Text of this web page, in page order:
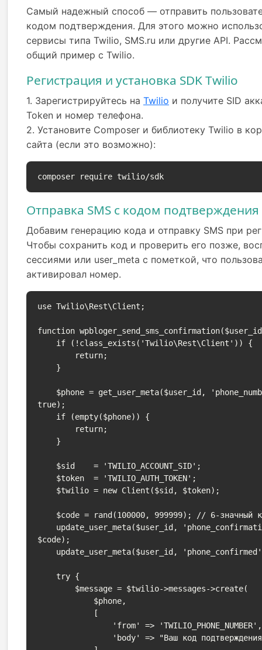
Самый надежный способ — отправить
кодом подтверждения. Для этого можно
сервисы типа Twilio, SMS.ru или другие API.
общий пример с Twilio.
Регистрация и установка SDK Twilio
1. Зарегистрируйтесь на Twilio и получите SID
Token и номер телефона.
2. Установите Composer и библиотеку Twilio в
сайта (если это возможно):
composer require twilio/sdk
Отправка SMS с кодом подтверждения
Добавим генерацию кода и отправку SMS при
Чтобы сохранить код и проверить его позже,
сессиями или user_meta с пометкой, что
активировал номер.
use Twilio\Rest\Client;
function
true);
$code);